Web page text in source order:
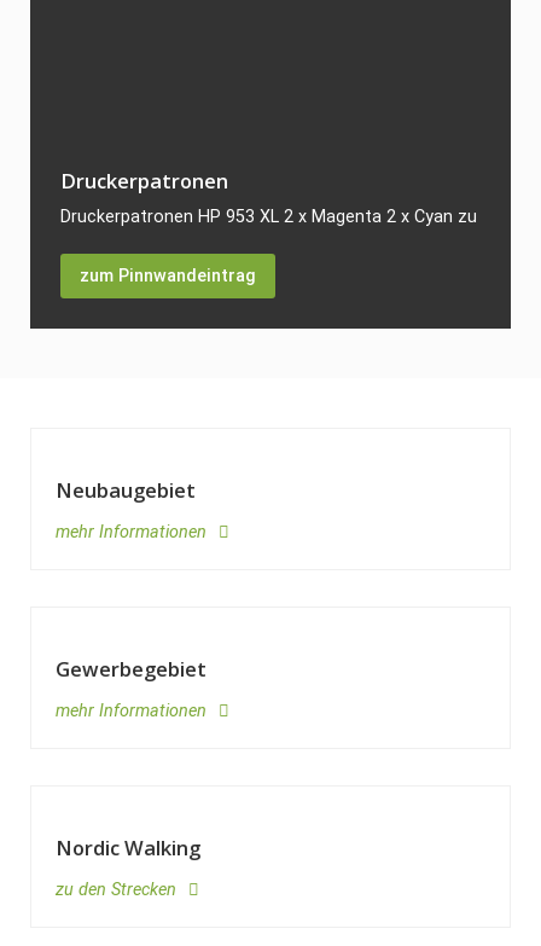
Druckerpatronen
Druckerpatronen HP 953 XL 2 x Magenta 2 x Cyan zu
zum Pinnwandeintrag
Neubaugebiet
mehr Informationen
Gewerbegebiet
mehr Informationen
Nordic Walking
zu den Strecken